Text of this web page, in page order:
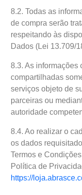
8.2. Todas as
de compra serão
respeitando às
Dados (Lei 13.709/
8.3. As informações
compartilhadas
serviços objeto de
parceiras ou
autoridade
8.4. Ao realizar o
os dados
Termos e
Política de
https://